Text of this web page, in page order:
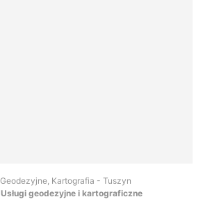
Geodezyjne, Kartografia - Tuszyn
geodezyjne i kartograficzne